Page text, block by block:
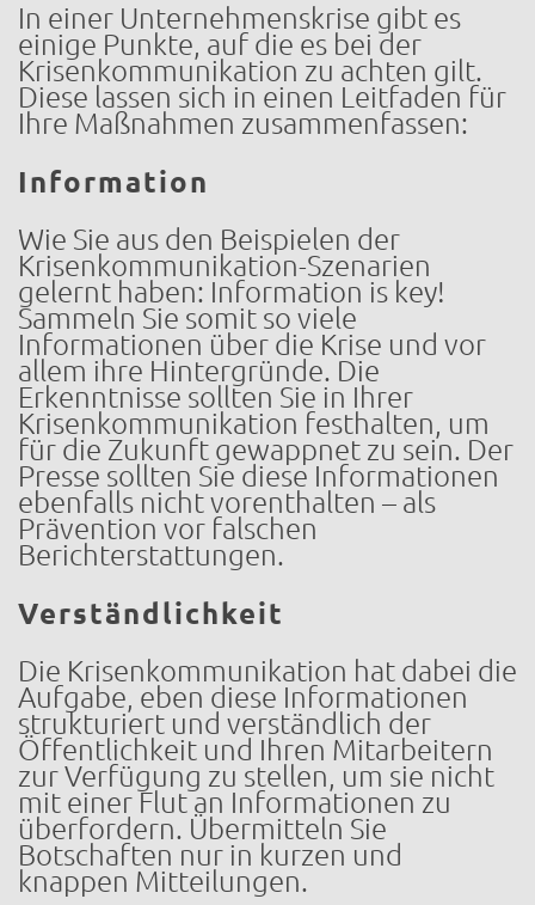
In einer Unternehmenskrise gibt es
einige Punkte, auf die es bei der
Krisenkommunikation zu achten gilt.
Diese lassen sich in einen Leitfaden für
Ihre Maßnahmen zusammenfassen:
Information
Wie Sie aus den Beispielen der
Krisenkommunikation-Szenarien
gelernt haben: Information is key!
Sammeln Sie somit so viele
Informationen über die Krise und vor
allem ihre Hintergründe. Die
Erkenntnisse sollten Sie in Ihrer
Krisenkommunikation festhalten, um
für die Zukunft gewappnet zu sein. Der
Presse sollten Sie diese Informationen
ebenfalls nicht vorenthalten – als
Prävention vor falschen
Berichterstattungen.
Verständlichkeit
Die Krisenkommunikation hat dabei die
Aufgabe, eben diese Informationen
strukturiert und verständlich der
Öffentlichkeit und Ihren Mitarbeitern
zur Verfügung zu stellen, um sie nicht
mit einer Flut an Informationen zu
überfordern. Übermitteln Sie
Botschaften nur in kurzen und
knappen Mitteilungen.